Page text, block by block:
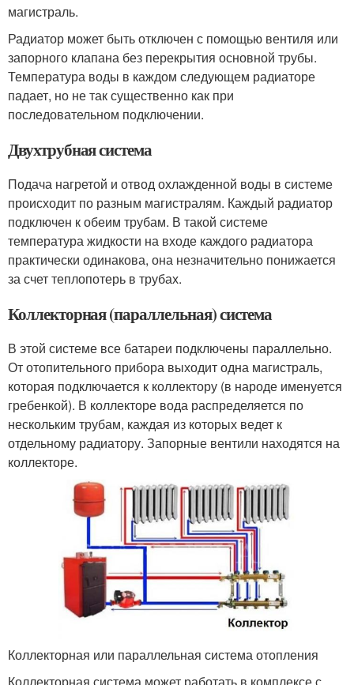
магистраль.
Радиатор может быть отключен с помощью вентиля или
запорного клапана без перекрытия основной трубы.
Температура воды в каждом следующем радиаторе
падает, но не так существенно как при
последовательном подключении.
Двухтрубная система
Подача нагретой и отвод охлажденной воды в системе
происходит по разным магистралям. Каждый радиатор
подключен к обеим трубам. В такой системе
температура жидкости на входе каждого радиатора
практически одинакова, она незначительно понижается
за счет теплопотерь в трубах.
Коллекторная (параллельная) система
В этой системе все батареи подключены параллельно.
От отопительного прибора выходит одна магистраль,
которая подключается к коллектору (в народе именуется
гребенкой). В коллекторе вода распределяется по
нескольким трубам, каждая из которых ведет к
отдельному радиатору. Запорные вентили находятся на
коллекторе.
Коллекторная или параллельная система отопления